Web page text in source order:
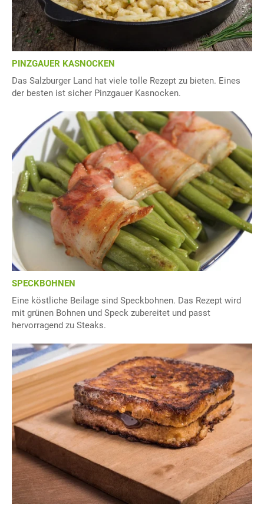
PINZGAUER KASNOCKEN
Das Salzburger Land hat viele tolle Rezept zu bieten. Eines
der besten ist sicher Pinzgauer Kasnocken.
SPECKBOHNEN
Eine köstliche Beilage sind Speckbohnen. Das Rezept wird
mit grünen Bohnen und Speck zubereitet und passt
hervorragend zu Steaks.